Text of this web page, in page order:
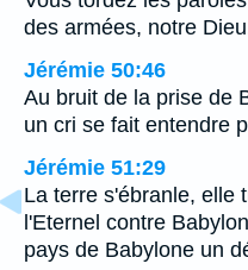
des armées, notre
Jérémie 50:46
Au bruit de la prise de
un cri se fait entendre
Jérémie 51:29
La terre s'ébranle, elle
l'Eternel contre
pays de Babylone un